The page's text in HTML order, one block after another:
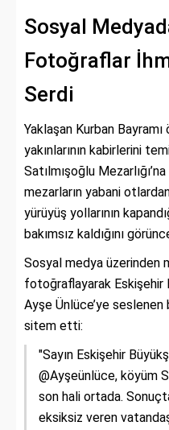
Sosyal
Fotoğraflar
Serdi
Yaklaşan Kurban
yakınlarının kabirlerini
Satılmışoğlu
mezarların yabani
yürüyüş yollarının
bakımsız kaldığını
Sosyal medya üzerinden
fotoğraflayarak Eskişehir
Ayşe Ünlüce’ye
sitem etti:
"Sayın Eskişehir
@Ayşeünlüce, köyüm
son hali ortada.
eksiksiz veren